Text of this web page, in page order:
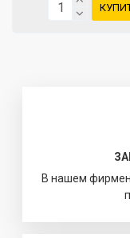
В нашем